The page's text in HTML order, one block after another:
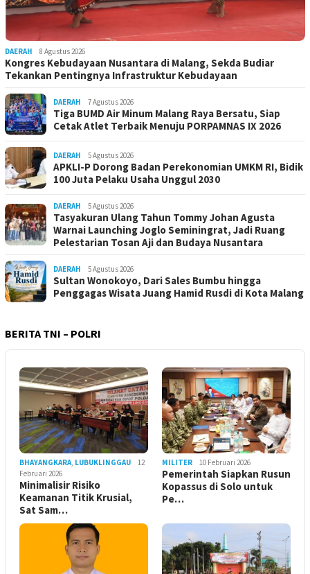
DAERAH 8 Agustus 2026
Kongres Kebudayaan Nusantara di Malang, Sekda Budiar
Tekankan Pentingnya Infrastruktur Kebudayaan
DAERAH 7 Agustus 2026
Tiga BUMD Air Minum Malang Raya Bersatu, Siap
Cetak Atlet Terbaik Menuju PORPAMNAS IX 2026
DAERAH 5 Agustus 2026
APKLI-P Dorong Badan Perekonomian UMKM RI, Bidik
100 Juta Pelaku Usaha Unggul 2030
DAERAH 5 Agustus 2026
Tasyakuran Ulang Tahun Tommy Johan Agusta
Warnai Launching Joglo Seminingrat, Jadi Ruang
Pelestarian Tosan Aji dan Budaya Nusantara
DAERAH 5 Agustus 2026
Sultan Wonokoyo, Dari Sales Bumbu hingga
Penggagas Wisata Juang Hamid Rusdi di Kota Malang
BERITA TNI – POLRI
BHAYANGKARA LUBUKLINGGAU
12
Februari 2026
Minimalisir Risiko
Keamanan Titik Krusial,
Sat Sam…
MILITER 10 Februari 2026
Pemerintah Siapkan Rusun
Kopassus di Solo untuk
Pe…